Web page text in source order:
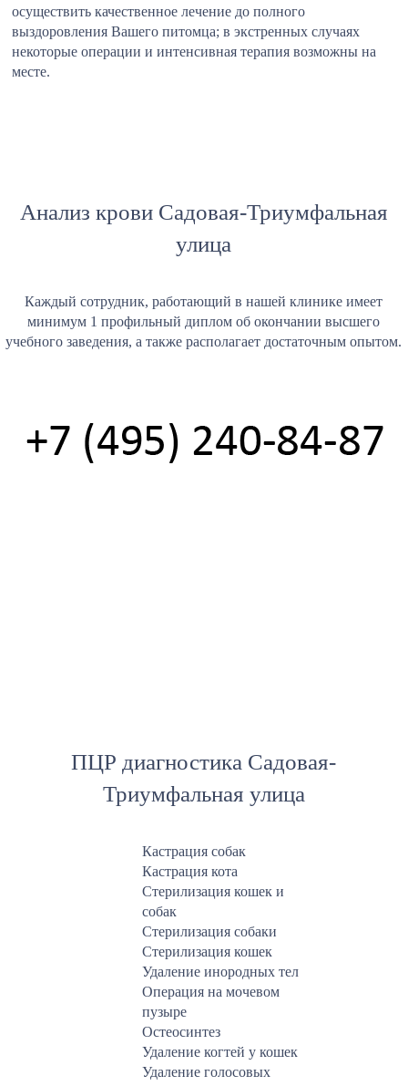
осуществить качественное лечение до полного
выздоровления Вашего питомца; в экстренных случаях
некоторые операции и интенсивная терапия возможны на
месте.
Анализ крови Садовая-Триумфальная
улица
Каждый сотрудник, работающий в нашей клинике имеет
минимум 1 профильный диплом об окончании высшего
учебного заведения, а также располагает достаточным опытом.
ПЦР диагностика Садовая-
Триумфальная улица
Кастрация собак
Кастрация кота
Стерилизация кошек и
собак
Стерилизация собаки
Стерилизация кошек
Удаление инородных тел
Операция на мочевом
пузыре
Остеосинтез
Удаление когтей у кошек
Удаление голосовых